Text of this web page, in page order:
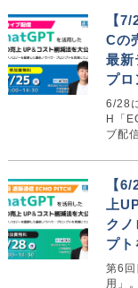
【
Cの
最新
プロ
6/28
H「
ブ配
【
上
クノ
プト
第6
用」